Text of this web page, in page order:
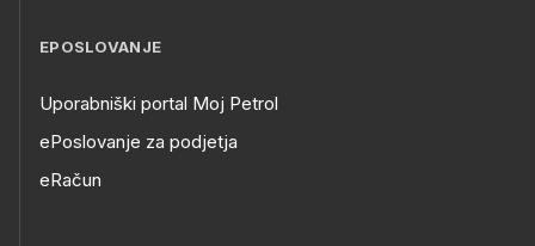
EPOSLOVANJE
Uporabniški portal Moj Petrol
ePoslovanje za podjetja
eRačun